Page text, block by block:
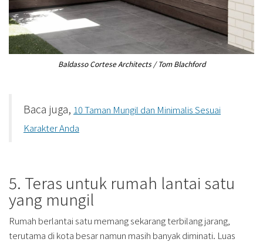
Baldasso Cortese Architects / Tom Blachford
Baca juga, 10 Taman Mungil dan Minimalis Sesuai
Karakter Anda
5. Teras untuk rumah lantai satu
yang mungil
Rumah berlantai satu memang sekarang terbilang jarang,
terutama di kota besar namun masih banyak diminati. Luas